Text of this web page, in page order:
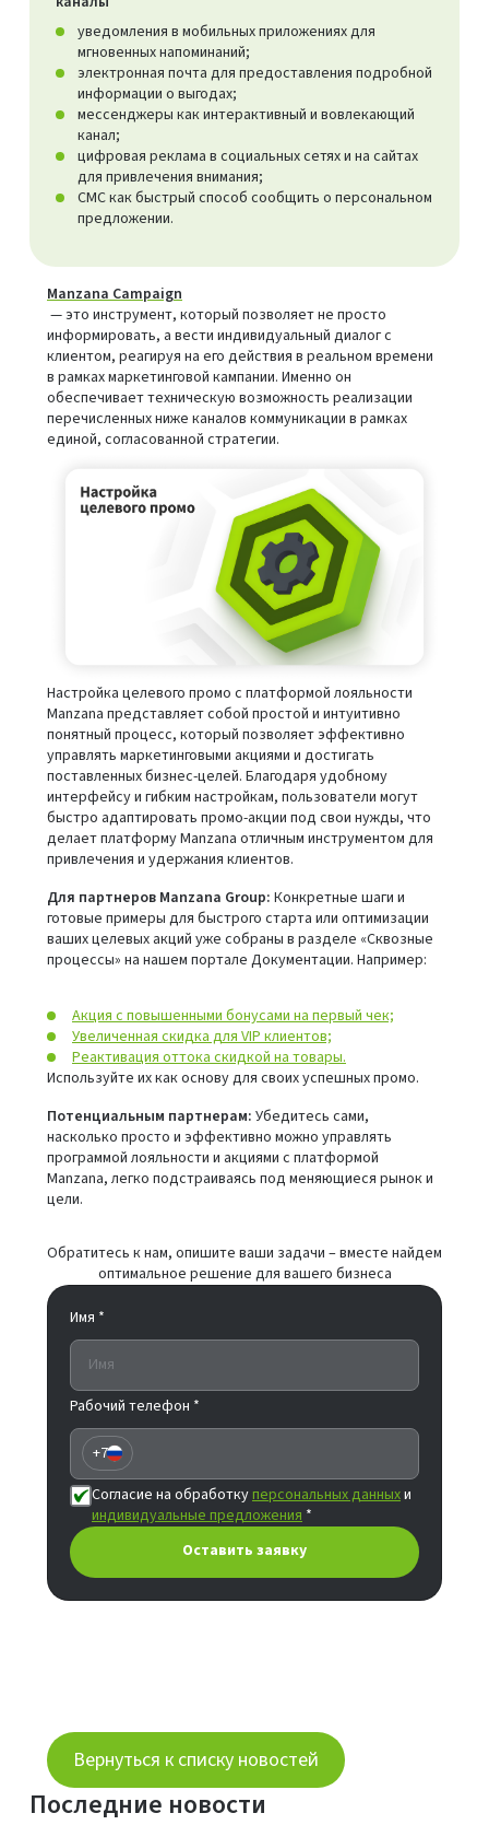
уведомления в мобильных приложениях для
мгновенных напоминаний;
электронная почта для предоставления подробной
информации о выгодах;
мессенджеры как интерактивный и вовлекающий
канал;
цифровая реклама в социальных сетях и на сайтах
для привлечения внимания;
СМС как быстрый способ сообщить о персональном
предложении.
Manzana Campaign
— это инструмент, который позволяет не просто
информировать, а вести индивидуальный диалог с
клиентом, реагируя на его действия в реальном времени
в рамках маркетинговой кампании. Именно он
обеспечивает техническую возможность реализации
перечисленных ниже каналов коммуникации в рамках
единой, согласованной стратегии.
Настройка целевого промо с платформой лояльности
Manzana представляет собой простой и интуитивно
понятный процесс, который позволяет эффективно
управлять маркетинговыми акциями и достигать
поставленных бизнес-целей. Благодаря удобному
интерфейсу и гибким настройкам, пользователи могут
быстро адаптировать промо-акции под свои нужды, что
делает платформу Manzana отличным инструментом для
привлечения и удержания клиентов.
Для партнеров Manzana Group: Конкретные шаги и
готовые примеры для быстрого старта или оптимизации
ваших целевых акций уже собраны в разделе «Сквозные
процессы» на нашем портале Документации. Например:
Акция с повышенными бонусами на первый чек;
Увеличенная скидка для VIP клиентов;
Реактивация оттока скидкой на товары.
Используйте их как основу для своих успешных промо.
Потенциальным партнерам: Убедитесь сами,
насколько просто и эффективно можно управлять
программой лояльности и акциями с платформой
Manzana, легко подстраиваясь под меняющиеся рынок и
цели.
Обратитесь к нам, опишите ваши задачи – вместе найдем
оптимальное решение для вашего бизнеса
Имя *
Рабочий телефон *
Russia
+7
+7
Согласие на обработкуперсональных данныхи
индивидуальные предложения *
Оставить заявку
Вернуться к списку новостей
Последние новости